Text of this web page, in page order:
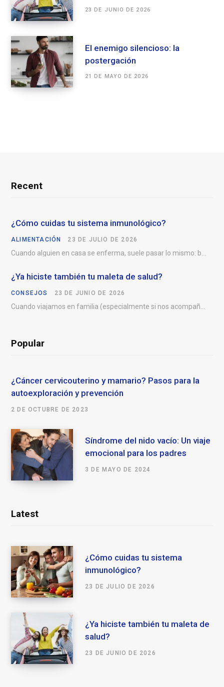
23 DE JUNIO DE 2026
El enemigo silencioso: la
postergación
21 DE MAYO DE 2026
Recent
¿Cómo cuidas tu sistema inmunológico?
ALIMENTACIÓN 23 DE JULIO DE 2026
Cuando alguien en casa se enferma, suele pasar lo mismo:
¿Ya hiciste también tu maleta de salud?
CONSEJOS 23 DE JUNIO DE 2026
Cuando viajamos en familia (especialmente si nos acompañan
Popular
¿Cáncer cervicouterino y mamario? Pasos para la
autoexploración y prevención
2 DE OCTUBRE DE 2023
Síndrome del nido vacío: Un viaje
emocional para los padres
3 DE MAYO DE 2024
Latest
¿Cómo cuidas tu sistema
inmunológico?
23 DE JULIO DE 2026
¿Ya hiciste también tu maleta de
salud?
23 DE JUNIO DE 2026